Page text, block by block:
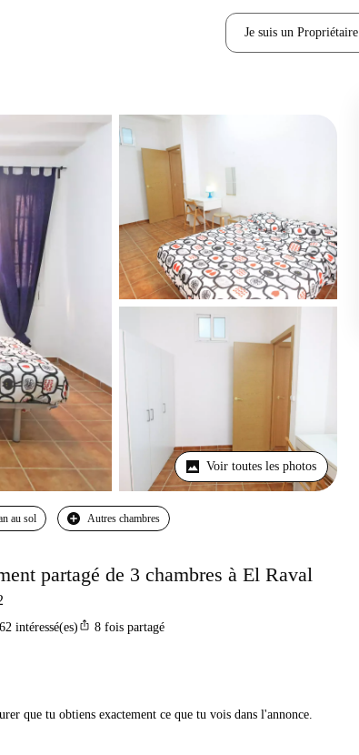
Je suis un Propriétaire
Voir toutes les photos
au sol Autres chambres
partagé de 3 chambres à El Raval
62 intéressé(es) ios_share 8 fois partagé
que tu obtiens exactement ce que tu vois dans l'annonce.